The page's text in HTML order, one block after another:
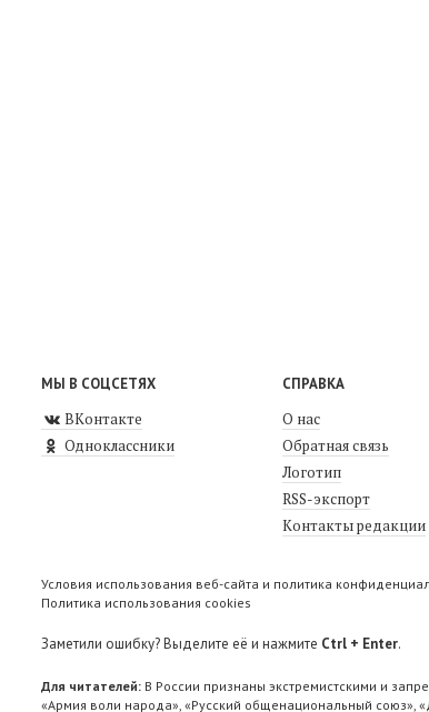
МЫ В СОЦСЕТЯХ
ВКонтакте
Одноклассники
СПРАВКА
О нас
Обратная связь
Логотип
RSS-экспорт
Контакты редакции
Условия использования веб-сайта и политика
Политика использования cookies
Заметили ошибку? Выделите её и нажмите Ctrl + Enter.
Для читателей: В России признаны экстремистскими и
«Армия воли народа», «Русский общенациональный союз»,